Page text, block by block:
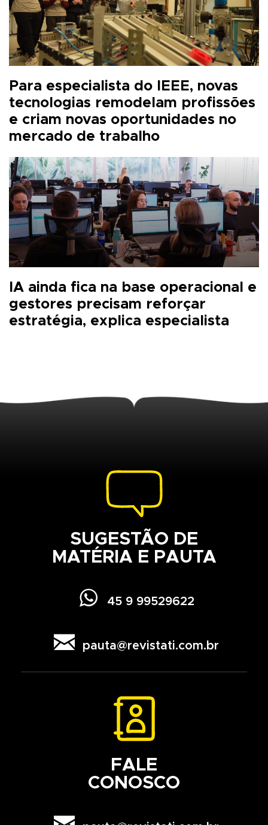
Para especialista do IEEE, novas
tecnologias remodelam profissões
e criam novas oportunidades no
mercado de trabalho
IA ainda fica na base operacional e
gestores precisam reforçar
estratégia, explica especialista
SUGESTÃO DE
MATÉRIA E PAUTA
 45 9 99529622
 pauta@revistati.com.br
FALE
CONOSCO